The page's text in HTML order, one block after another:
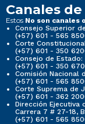
Canales
Estos No son canales
Consejo Superior
(+57) 601 - 565
Corte
(+57) 601 - 350
Consejo de Estado:
(+57) 601 - 350
Comisión Nacional
(+57) 601 - 565
Corte Suprema de
(+57) 601 - 362
Dirección Ejecutiva
Carrera 7 # 27-18,
(+57) 601 - 565